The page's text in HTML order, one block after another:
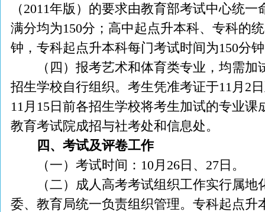
（2011年版）的要求由教育部考试中心统
满分均为150分；高中起点升本科、专科的
钟，专科起点升本科每门考试时间为150分
（四）报考艺术和体育类专业，均需加
招生学校自行组织。考生凭准考证于11月2
11月15日前各招生学校将考生加试的专业
教育考试院成招与社考处和信息处。
四、考试及评卷工作
（一）考试时间：10月26日、27日。
（二）成人高考考试组织工作实行属地
委、教育局统一负责组织管理。专科起点升